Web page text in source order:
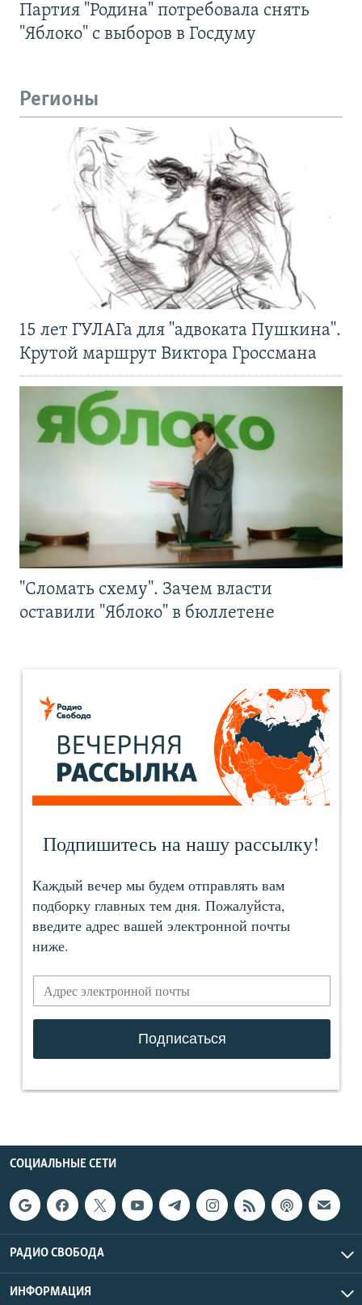
Партия "Родина" потребовала снять
"Яблоко" с выборов в Госдуму
Регионы
15 лет ГУЛАГа для "адвоката Пушкина".
Крутой маршрут Виктора Гроссмана
"Сломать схему". Зачем власти
оставили "Яблоко" в бюллетене
СОЦИАЛЬНЫЕ СЕТИ
РАДИО СВОБОДА
ИНФОРМАЦИЯ